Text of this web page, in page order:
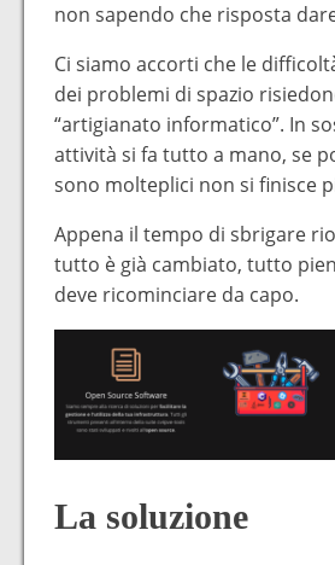
non sapendo che risposta
Ci siamo accorti che le
dei problemi di spazio
“artigianato informatico”. In
attività si fa tutto a mano, se
sono molteplici non si finisce
Appena il tempo di sbrigare
tutto è già cambiato, tutto
deve ricominciare da capo.
La soluzione